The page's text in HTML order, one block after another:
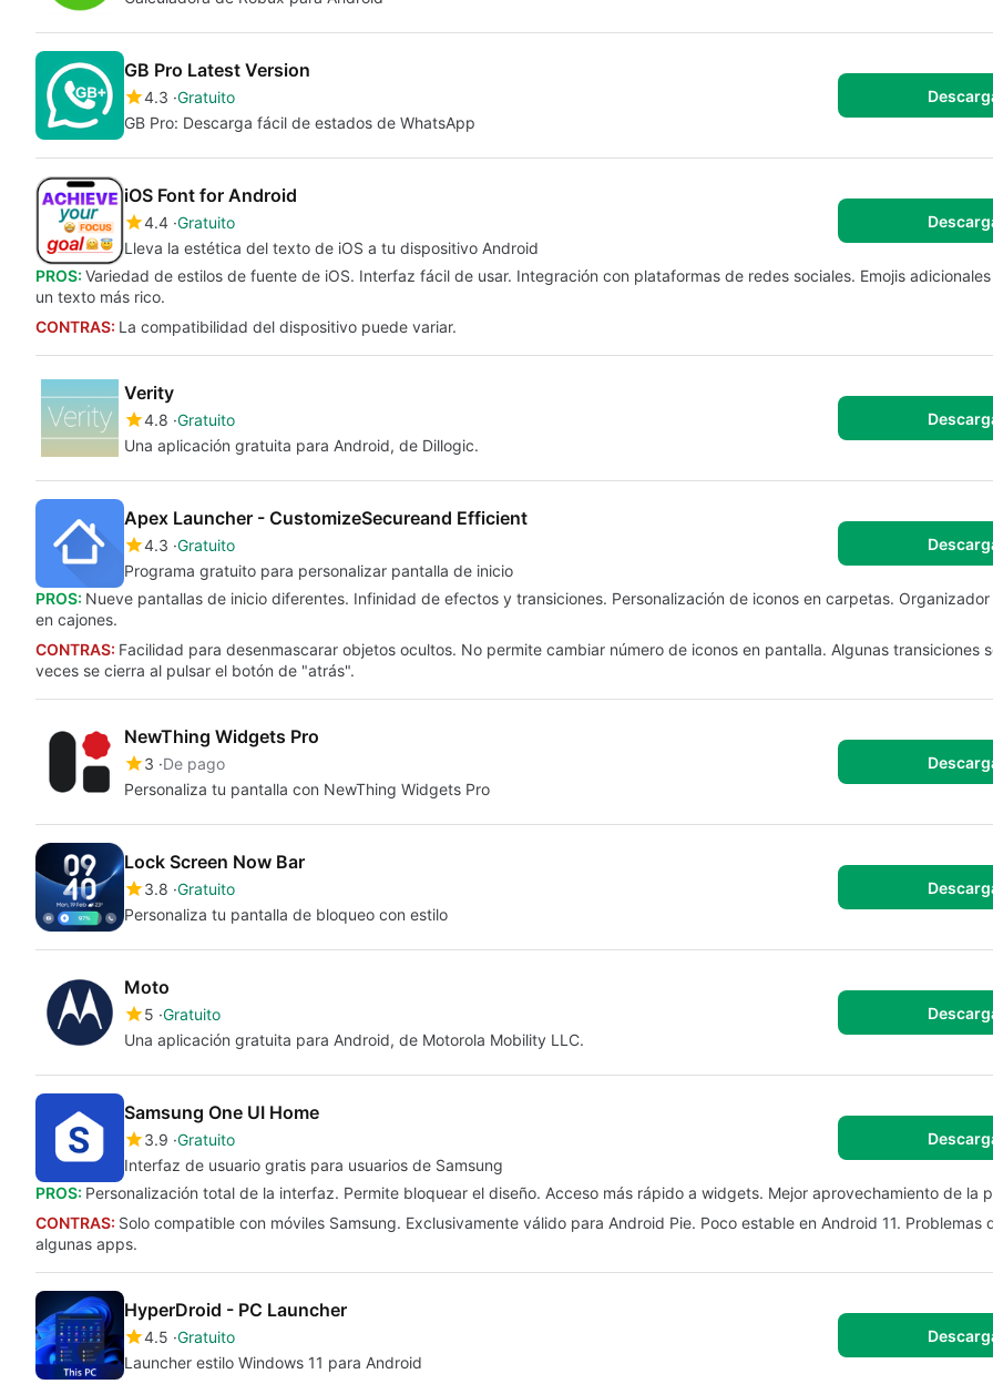
GB Pro Latest Version
4.3 Gratuito
GB Pro: Descarga fácil de estados de WhatsApp
iOS Font for Android
4.4 Gratuito
Lleva la estética del texto de iOS a tu dispositivo Android
PROS: Variedad de estilos de fuente de iOS. Interfaz fácil de usar. Integración con plataformas de redes sociales. Emojis
un texto más rico.
CONTRAS: La compatibilidad del dispositivo puede variar.
Verity
4.8 Gratuito
Una aplicación gratuita para Android, de Dillogic.
Apex Launcher - CustomizeSecureand Efficient
4.3 Gratuito
Programa gratuito para personalizar pantalla de inicio
PROS: Nueve pantallas de inicio diferentes. Infinidad de efectos y transiciones. Personalización de iconos en carpetas.
en cajones.
CONTRAS: Facilidad para desenmascarar objetos ocultos. No permite cambiar número de iconos en pantalla. Algunas transiciones
veces se cierra al pulsar el botón de "atrás".
NewThing Widgets Pro
3 De pago
Personaliza tu pantalla con NewThing Widgets Pro
Lock Screen Now Bar
3.8 Gratuito
Personaliza tu pantalla de bloqueo con estilo
Moto
5 Gratuito
Una aplicación gratuita para Android, de Motorola Mobility LLC.
Samsung One UI Home
3.9 Gratuito
Interfaz de usuario gratis para usuarios de Samsung
PROS: Personalización total de la interfaz. Permite bloquear el diseño. Acceso más rápido a widgets. Mejor aprovechamiento de la
CONTRAS: Solo compatible con móviles Samsung. Exclusivamente válido para Android Pie. Poco estable en Android 11. Problemas
algunas apps.
HyperDroid - PC Launcher
4.5 Gratuito
Launcher estilo Windows 11 para Android